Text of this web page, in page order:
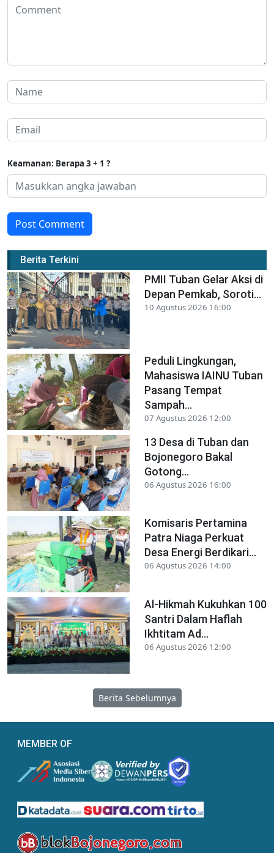
Keamanan: Berapa 3 + 1 ?
Post Comment
Berita Terkini
PMII Tuban Gelar Aksi di
Depan Pemkab, Soroti...
10 Agustus 2026 16:00
Peduli Lingkungan,
Mahasiswa IAINU Tuban
Pasang Tempat
Sampah...
07 Agustus 2026 12:00
13 Desa di Tuban dan
Bojonegoro Bakal
Gotong...
06 Agustus 2026 16:00
Komisaris Pertamina
Patra Niaga Perkuat
Desa Energi Berdikari...
06 Agustus 2026 14:00
Al-Hikmah Kukuhkan 100
Santri Dalam Haflah
Ikhtitam Ad...
06 Agustus 2026 12:00
Berita Sebelumnya
MEMBER OF